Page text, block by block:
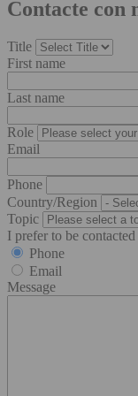
Contacte con
Title
First name
Last name
Role
Email
Phone
Country/Region
Topic
I prefer to be
Phone
Email
Message